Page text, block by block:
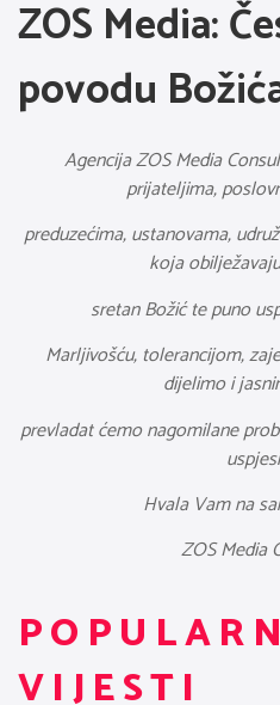
ZOS Media:
povodu
Agencija ZOS Media
prijateljima,
preduzećima, ustanovama,
koja
sretan Božić te puno
Marljivošću, tolerancijom,
dijelimo i
prevladat ćemo nagomilane
Hvala Vam na
ZOS Media
VIJESTI